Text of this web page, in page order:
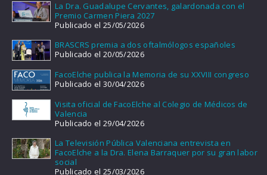
La Dra. Guadalupe Cervantes, galardonada con el
Premio Carmen Piera 2027
Publicado el 25/05/2026
BRASCRS premia a dos oftalmólogos españoles
Publicado el 20/05/2026
FacoElche publica la Memoria de su XXVIII congreso
Publicado el 30/04/2026
Visita oficial de FacoElche al Colegio de Médicos de
Valencia
Publicado el 29/04/2026
La Televisión Pública Valenciana entrevista en
FacoElche a la Dra. Elena Barraquer por su gran labor
social
Publicado el 25/03/2026